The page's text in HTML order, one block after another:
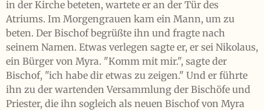
in der Kirche beteten, wartete er an der Tür des
Atriums. Im Morgengrauen kam ein Mann, um zu
beten. Der Bischof begrüßte ihn und fragte nach
seinem Namen. Etwas verlegen sagte er, er sei Nikolaus,
ein Bürger von Myra. "Komm mit mir.", sagte der
Bischof, "ich habe dir etwas zu zeigen." Und er führte
ihn zu der wartenden Versammlung der Bischöfe und
Priester, die ihn sogleich als neuen Bischof von Myra